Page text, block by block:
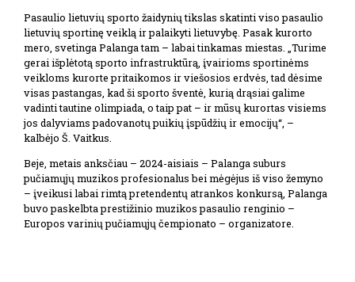
Pasaulio lietuvių sporto žaidynių tikslas skatinti viso pasaulio
lietuvių sportinę veiklą ir palaikyti lietuvybę. Pasak kurorto
mero, svetinga Palanga tam – labai tinkamas miestas. „Turime
gerai išplėtotą sporto infrastruktūrą, įvairioms sportinėms
veikloms kurorte pritaikomos ir viešosios erdvės, tad dėsime
visas pastangas, kad ši sporto šventė, kurią drąsiai galime
vadinti tautine olimpiada, o taip pat – ir mūsų kurortas visiems
jos dalyviams padovanotų puikių įspūdžių ir emocijų“, –
kalbėjo Š. Vaitkus.
Beje, metais anksčiau – 2024-aisiais – Palanga suburs
pučiamųjų muzikos profesionalus bei mėgėjus iš viso žemyno
– įveikusi labai rimtą pretendentų atrankos konkursą, Palanga
buvo paskelbta prestižinio muzikos pasaulio renginio –
Europos varinių pučiamųjų čempionato – organizatore.